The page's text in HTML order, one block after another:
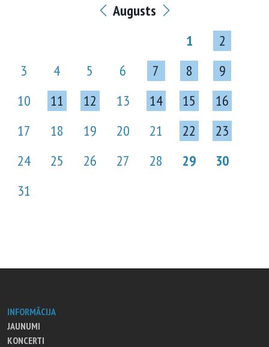
Augusts
1
2
3
4 5 6 7 8
9
10
11 12 13 14 15
16
17
18 19 20 21 22
23
24
25 26 27 28 29
30
31
INFORMĀCIJA
JAUNUMI
KONCERTI